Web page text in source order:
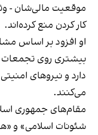
موقعیت مالی‌شان -
کار کردن منع کرده‌اند.
او افزود بر اساس
بیشتری روی تجمعات
دارد و نیروهای
می‌کنند.
مقام‌های جمهوری
شئونات اسلامی» و